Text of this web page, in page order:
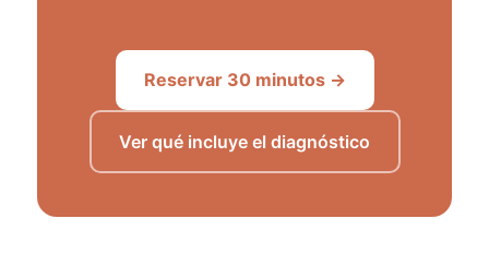
Reservar 30 minutos →
Ver qué incluye el diagnóstico